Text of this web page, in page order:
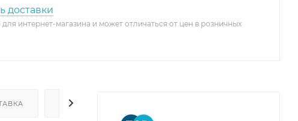
доставки
интернет-магазина и может отличаться от цен в розничных
ГАРАНТИЯ И СЕРВИС